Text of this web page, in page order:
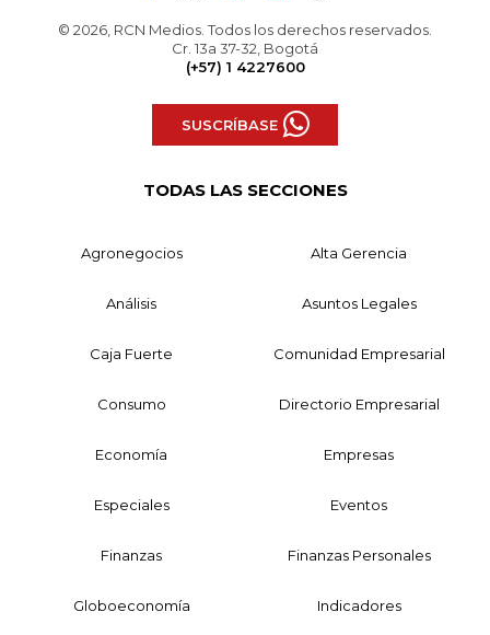
© 2026, RCN Medios. Todos los derechos reservados.
Cr. 13a 37-32, Bogotá
(+57) 1 4227600
SUSCRÍBASE
TODAS LAS SECCIONES
Agronegocios Alta Gerencia
Análisis Asuntos Legales
Caja Fuerte Comunidad Empresarial
Consumo Directorio Empresarial
Economía Empresas
Especiales Eventos
Finanzas Finanzas Personales
Globoeconomía Indicadores